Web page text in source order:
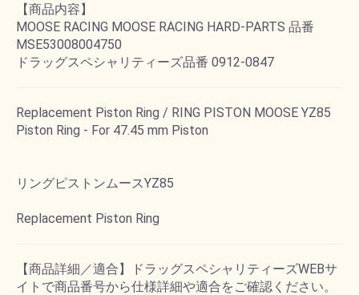
【商品内容】
MOOSE RACING MOOSE RACING HARD-PARTS 品番
MSE53008004750
ドラッグスペシャリティーズ品番 0912-0847
Replacement Piston Ring / RING PISTON MOOSE YZ85
Piston Ring - For 47.45 mm Piston
リングピストンムースYZ85
Replacement Piston Ring
【商品詳細／適合】ドラッグスペシャリティーズWEBサ
イトで商品番号から仕様詳細や適合をご確認ください。